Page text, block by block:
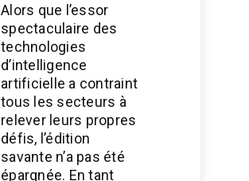
Alors que l’essor
spectaculaire des
technologies
d’intelligence
artificielle a contraint
tous les secteurs à
relever leurs propres
défis, l’édition
savante n’a pas été
épargnée. En tant